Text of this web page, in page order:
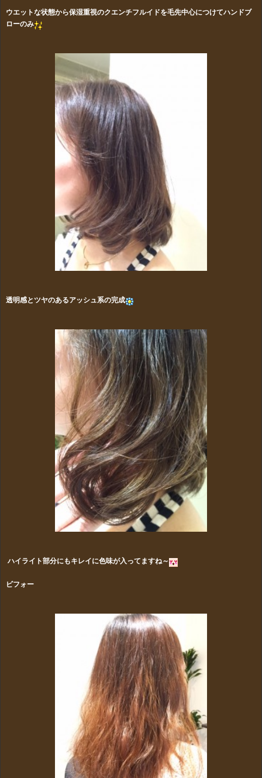
ウエットな状態から保湿重視のクエンチフルイドを毛先中心につけてハンドブ
ローのみ
透明感とツヤのあるアッシュ系の完成
ハイライト部分にもキレイに色味が入ってますね～
ビフォー